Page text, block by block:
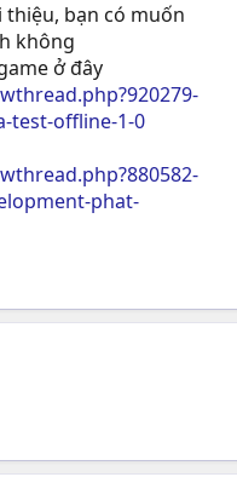
bạn có muốn
không
ở đây
test-offline-1-0
phat-